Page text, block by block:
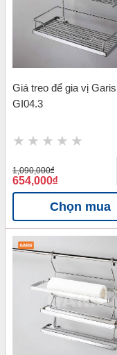
Giá treo để gia vị Garis
GI04.3
1,090,000đ
654,000đ
Chọn mua